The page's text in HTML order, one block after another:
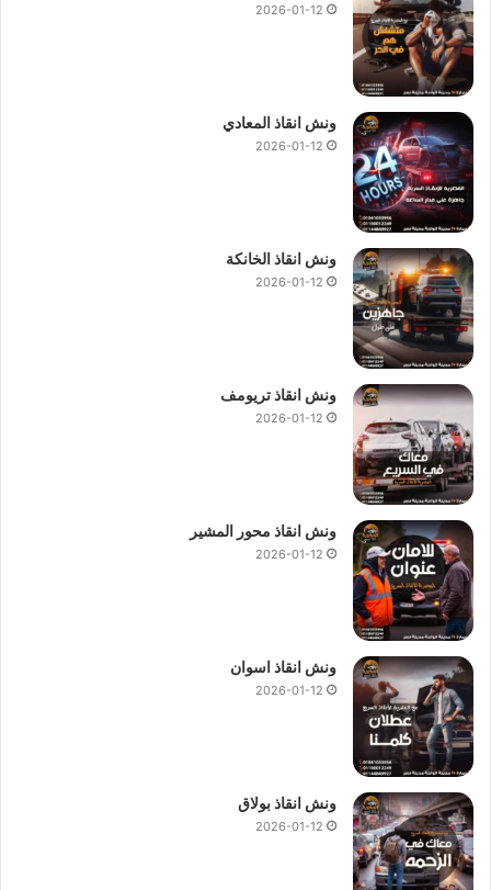
2026-01-12
ونش انقاذ المعادي
2026-01-12
ونش انقاذ الخانكة
2026-01-12
ونش انقاذ تريومف
2026-01-12
ونش انقاذ محور المشير
2026-01-12
ونش انقاذ اسوان
2026-01-12
ونش انقاذ بولاق
2026-01-12